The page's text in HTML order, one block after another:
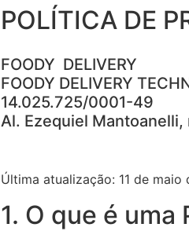
POLÍTICA DE
FOODY DELIVERY
FOODY DELIVERY
14.025.725/0001-49
Al. Ezequiel
Última atualização: 11 de maio
1. O que é